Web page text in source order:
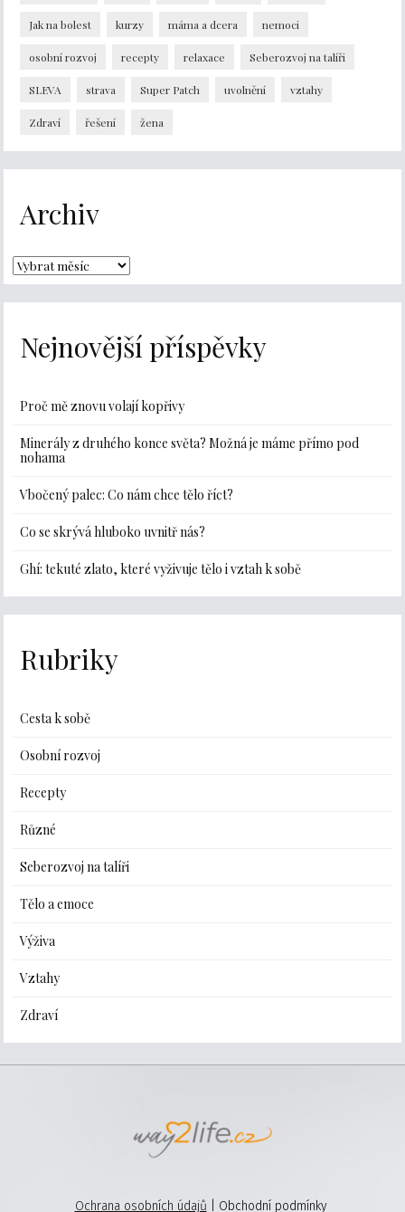
Jak na bolest kurzy máma a dcera nemoci
osobní rozvoj recepty relaxace Seberozvoj na talíři
SLEVA strava Super Patch uvolnění vztahy
Zdraví řešení žena
Archiv
Nejnovější příspěvky
Proč mě znovu volají kopřivy
Minerály z druhého konce světa? Možná je máme přímo pod
nohama
Vbočený palec: Co nám chce tělo říct?
Co se skrývá hluboko uvnitř nás?
Ghí: tekuté zlato, které vyživuje tělo i vztah k sobě
Rubriky
Cesta k sobě
Osobní rozvoj
Recepty
Různé
Seberozvoj na talíři
Tělo a emoce
Výživa
Vztahy
Zdraví
Ochrana osobních údajů | Obchodní podmínky